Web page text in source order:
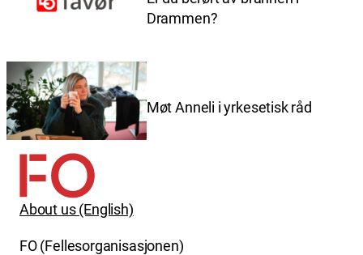
Drammen?
Møt Anneli i yrkesetisk råd
About us (English)
FO (Fellesorganisasjonen)